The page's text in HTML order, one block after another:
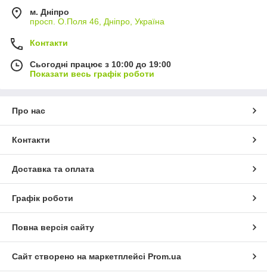
м. Дніпро
просп. О.Поля 46, Дніпро, Україна
Контакти
Сьогодні працює з 10:00 до 19:00
Показати весь графік роботи
Про нас
Контакти
Доставка та оплата
Графік роботи
Повна версія сайту
Сайт створено на маркетплейсі Prom.ua